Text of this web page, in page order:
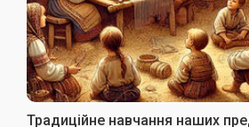
Традиційне навчання наших